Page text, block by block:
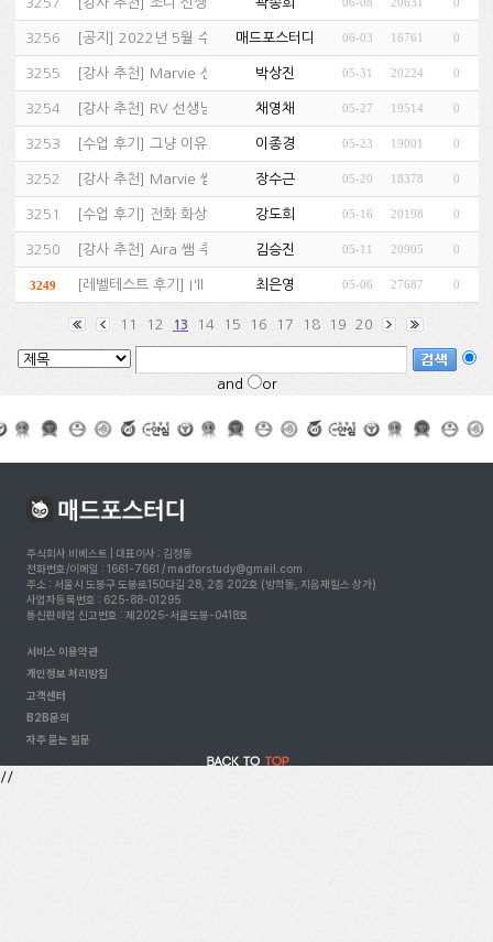
(1)
3256 [공지 ] 2022년 5월 수강후기 당첨자 안내…
매드포스터디 06-03 16761 0
3255 [강사 추천] Marvie 선생님 추천… (1)
박상진 05-31 20224 0
3254 [강사 추천] RV 선생님 추천합니다.…
채영채 05-27 19514 0
3253 [수업 후기 ] 그냥 이유없이 영어가 재미있어지는 거… (1)
이종경 05-23 19001 0
3252 [강사 추천] Marvie 쌤 추천… (1)
장수근 05-20 18378 0
3251 [수업 후기 ] 전화 화상 수업을 같이 하고 있어요.…
강도희 05-16 20198 0
3250 [강사 추천] Aira 쌤 추천… 김승진 05-11 20905 0
3249 [레벨테스트 후기 ] I'll apply agai…
최은영 05-06 27687 0
11 12 13 14 15 16 17 18 19 20
and or
주식회사 비베스트 | 대표이사 : 김정동
전화번호/이메일 : 1661-7661 / madforstudy@gmail.com
주소 : 서울시 도봉구 도봉로150다길 28, 2층 202호 (방학동, 지음재힐스 상가)
사업자등록번호 : 625-88-01295
통신판매업 신고번호 : 제2025-서울도봉-0418호
서비스 이용약관
개인정보 처리방침
고객센터
B2B문의
자주 묻는 질문
//